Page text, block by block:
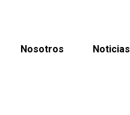
Nosotros Noticias